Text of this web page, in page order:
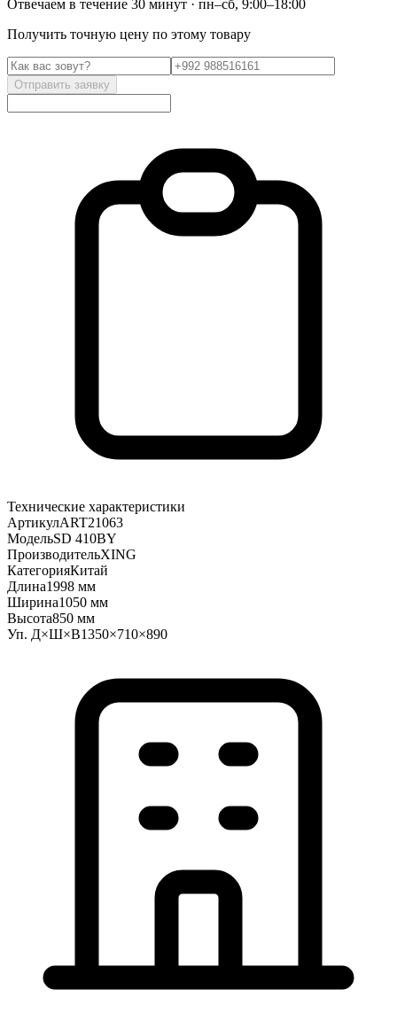
Отвечаем в течение 30 минут · пн–сб, 9:00–18:00
Получить точную цену по этому товару
Отправить заявку
Технические характеристики
АртикулART21063
МодельSD 410BY
ПроизводительXING
КатегорияКитай
Длина1998 мм
Ширина1050 мм
Высота850 мм
Уп. Д×Ш×В1350×710×890